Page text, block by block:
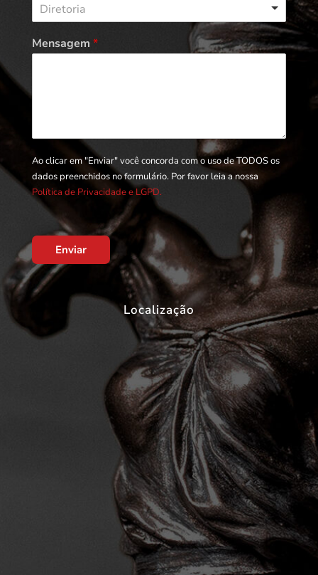
Diretoria
Mensagem *
Ao clicar em "Enviar" você concorda com o uso de TODOS os
dados preenchidos no formulário. Por favor leia a nossa
Política de Privacidade e LGPD.
Enviar
Localização